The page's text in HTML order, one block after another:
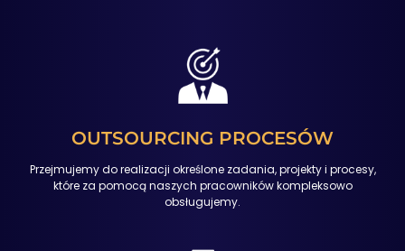
OUTSOURCING PROCESÓW
Przejmujemy do realizacji określone zadania, projekty i procesy,
które za pomocą naszych pracowników kompleksowo
obsługujemy.